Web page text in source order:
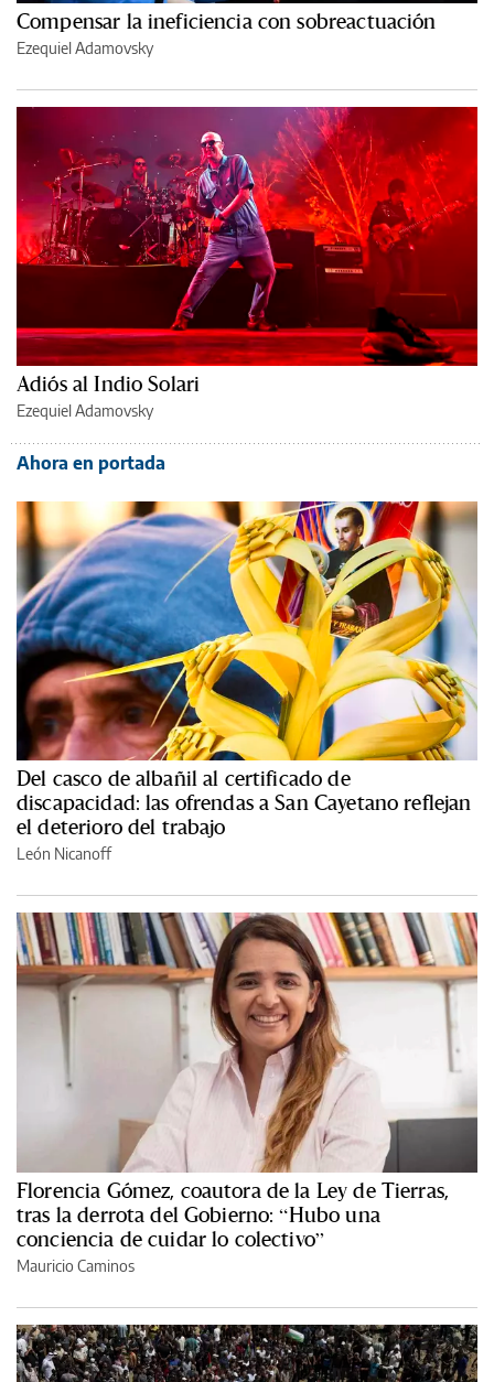
Compensar la ineficiencia con sobreactuación
Ezequiel Adamovsky
Adiós al Indio Solari
Ezequiel Adamovsky
Ahora en portada
Del casco de albañil al certificado de
discapacidad: las ofrendas a San Cayetano reflejan
el deterioro del trabajo
León Nicanoff
Florencia Gómez, coautora de la Ley de Tierras,
tras la derrota del Gobierno: “Hubo una
conciencia de cuidar lo colectivo”
Mauricio Caminos